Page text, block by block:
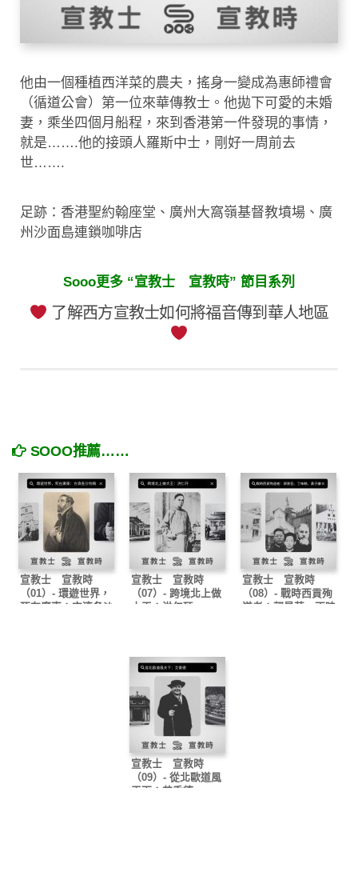
他由一個種植西洋菜的農夫，搖身一變成為惠師禮會
（循道公會）第一位來華傳教士。他拋下可愛的未婚
妻，乘坐四個月船程，來到香港第一件發現的事情，
就是…….他的接頭人羅斯中士，剛好一周前去
世…….
足跡：香港聖約翰座堂、廣州大窩嶺基督教墳場、廣
州沙面島連鎖咖啡店
Sooo更多 “宣教士 宣教時” 節目系列
了解西方宣教士如何將福音傳到華人地區
SOOO推薦……
宣教士 宣教時
（01）- 環遊世界，
死在廣東：方濟各沙
宣教士 宣教時
（07）- 跨境北上做
大王：洪仁玕
宣教士 宣教時
（08）- 戰時西貢殉
道者：郭景芸、丁味
宣教士 宣教時
（09）- 從北歐道風
天下：艾香德